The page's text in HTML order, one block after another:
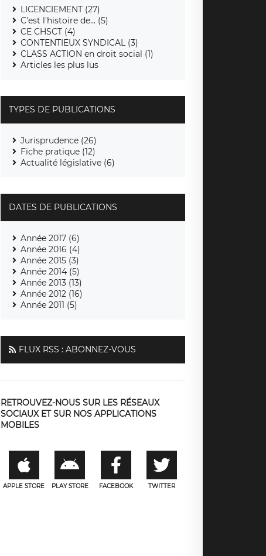
LICENCIEMENT (27)
C'est l'histoire de... (5)
CE CHSCT (4)
CONTENTIEUX SYNDICAL (3)
CLASS ACTION en droit social (1)
Articles les plus lus
TYPES DE PUBLICATIONS
Jurisprudence (26)
Fiche pratique (12)
Actualité législative (6)
DATES DE PUBLICATIONS
Année 2017 (6)
Année 2016 (4)
Année 2015 (3)
Année 2014 (5)
Année 2013 (13)
Année 2012 (16)
Année 2011 (5)
FLUX RSS : ABONNEZ-VOUS
RETROUVEZ-NOUS SUR LES RÉSEAUX
SOCIAUX ET SUR NOS APPLICATIONS
MOBILES
APPLE STORE PLAY STORE FACEBOOK TWITTER